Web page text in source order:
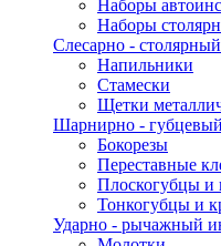
Наборы
Наборы
Слесарно -
Напильники
Стамески
Щетки
Шарнирно -
Бокорезы
Переставные
Плоскогубцы и
Тонкогубцы и
Ударно - рычажный